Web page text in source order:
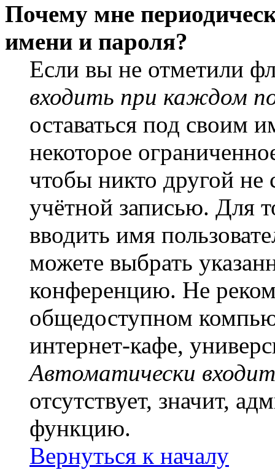
Почему мне
имени и пароля?
Если вы не отметили
входить при каждом
оставаться под своим
некоторое
чтобы никто другой не
учётной записью. Для
вводить имя
можете выбрать
конференцию. Не
общедоступном
интернет-кафе,
Автоматически
отсутствует, значит,
функцию.
Вернуться к началу